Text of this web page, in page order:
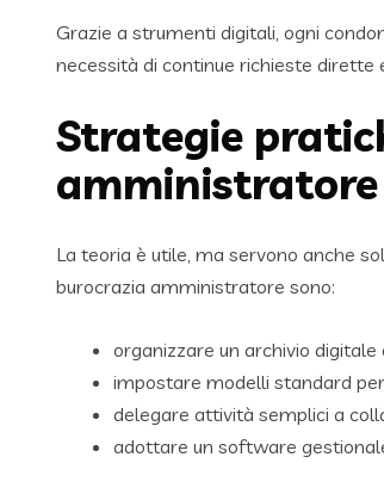
Grazie a strumenti digitali, ogni
necessità di continue richieste dirette
Strategie
amministratore
La teoria è utile, ma servono anche
burocrazia amministratore sono:
organizzare un archivio digitale
impostare modelli standard
delegare attività semplici a
adottare un software